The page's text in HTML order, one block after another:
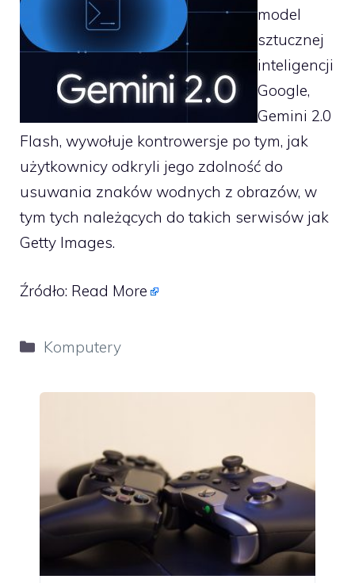
model
sztucznej
inteligencji
Google,
Gemini 2.0
Flash, wywołuje kontrowersje po tym, jak
użytkownicy odkryli jego zdolność do
usuwania znaków wodnych z obrazów, w
tym tych należących do takich serwisów jak
Getty Images.
Źródło: Read More
Kategorie
Komputery